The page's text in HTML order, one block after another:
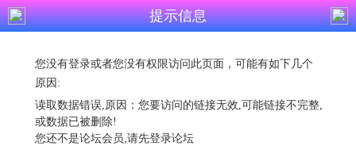
提示信息
您没有登录或者您没有权限访问此页面，可能有如下几个
原因:
读取数据错误,原因：您要访问的链接无效,可能链接不完整,
或数据已被删除!
您还不是论坛会员,请先登录论坛